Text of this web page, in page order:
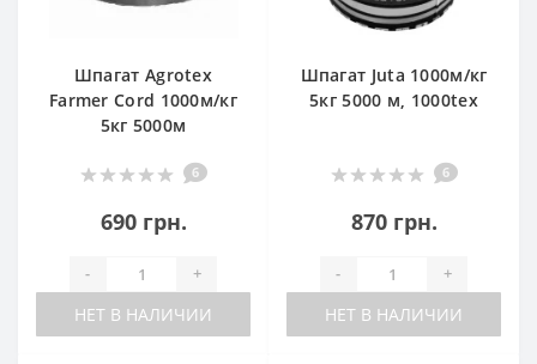
Шпагат Agrotex
Farmer Cord 1000м/кг
5кг 5000м
6
690 грн.
- +
НЕТ В НАЛИЧИИ
Шпагат Juta 1000м/кг
5кг 5000 м, 1000tex
6
870 грн.
- +
НЕТ В НАЛИЧИИ